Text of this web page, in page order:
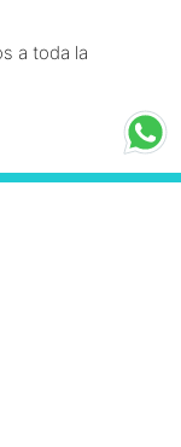
a toda la